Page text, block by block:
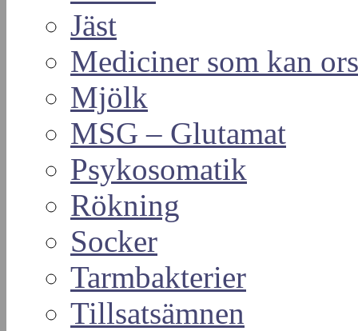
Jäst
Mediciner som kan
Mjölk
MSG – Glutamat
Psykosomatik
Rökning
Socker
Tarmbakterier
Tillsatsämnen